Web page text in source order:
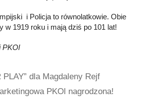
i Policja to równolatkowie. Obie
w 1919 roku i mają dziś po 101 lat!
PKOl
PLAY” dla Magdaleny Rejf
PKOl nagrodzona!